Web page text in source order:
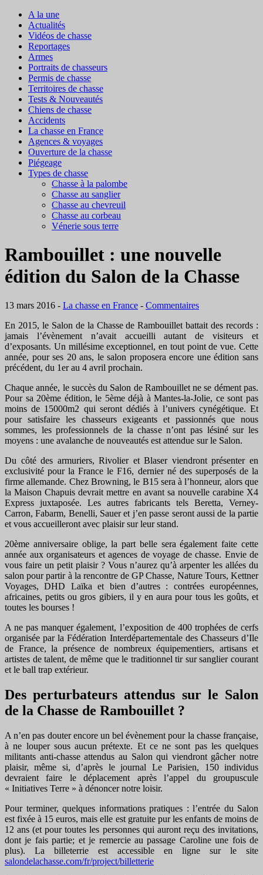
A la une
Actualités
Vidéos de chasse
Reportages
Armes
Portraits de chasseurs
Permis de chasse
Territoires de chasse
Tests & Nouveautés
Chiens de chasse
Accidents
La chasse en France
Agences & voyages
Ouverture de la chasse
Piégeage
Types de chasse
Chasse à la palombe
Chasse au sanglier
Chasse au chevreuil
Chasse au corbeau
Vénerie sous terre
Rambouillet : une nouvelle
édition du Salon de la Chasse
13 mars 2016 - La chasse en France - Commentaires
En 2015, le Salon de la Chasse de Rambouillet battait des records :
jamais l’évènement n’avait accueilli autant de visiteurs et
d’exposants. Un millésime exceptionnel, en tout point de vue. Cette
année, pour ses 20 ans, le salon proposera encore une édition sans
précédent, du 1er au 4 avril prochain.
Chaque année, le succès du Salon de Rambouillet ne se dément pas.
Pour sa 20ème édition, le 5ème déjà à Mantes-la-Jolie, ce sont pas
moins de 15000m2 qui seront dédiés à l’univers cynégétique. Et
pour satisfaire les chasseurs exigeants et passionnés que nous
sommes, les professionnels de la chasse n’ont pas lésiné sur les
moyens : une avalanche de nouveautés est attendue sur le Salon.
Du côté des armuriers, Rivolier et Blaser viendront présenter en
exclusivité pour la France le F16, dernier né des superposés de la
firme allemande. Chez Browning, le B15 sera à l’honneur, alors que
la Maison Chapuis devrait mettre en avant sa nouvelle carabine X4
Express juxtaposée. Les autres fabricants tels Beretta, Verney-
Carron, Fabarm, Benelli, Sauer et j’en passe seront aussi de la partie
et vous accueilleront avec plaisir sur leur stand.
20ème anniversaire oblige, la part belle sera également faite cette
année aux organisateurs et agences de voyage de chasse. Envie de
vous faire un petit plaisir ? Vous n’aurez qu’à arpenter les allées du
salon pour partir à la rencontre de GP Chasse, Nature Tours, Kettner
Voyages, DHD Laïka et bien d’autres : contrées européennes,
africaines, petits ou gros gibiers, il y en aura pour tous les goûts, et
toutes les bourses !
A ne pas manquer également, l’exposition de 400 trophées de cerfs
organisée par la Fédération Interdépartementale des Chasseurs d’Ile
de France, la présence de nombreux équipementiers, artisans et
artistes de talent, de même que le traditionnel tir sur sanglier courant
et le ball trap extérieur.
Des perturbateurs attendus sur le Salon
de la Chasse de Rambouillet ?
A n’en pas douter encore un bel évènement pour la chasse française,
à ne louper sous aucun prétexte. Et ce ne sont pas les quelques
militants anti-chasse attendus au Salon qui viendront gâcher notre
plaisir, même si, d’après le journal Le Parisien, 150 individus
devraient faire le déplacement après l’appel du groupuscule
« Initiatives Terre » à dénoncer notre loisir.
Pour terminer, quelques informations pratiques : l’entrée du Salon
est fixée à 15 euros, mais elle est gratuite pur les enfants de moins de
12 ans (et pour toutes les personnes qui auront reçu des invitations,
dont je fais partie; et je remercie au passage Caroline une fois de
plus). La billeterrie est accessible en ligne sur le site
salondelachasse.com/fr/project/billetterie